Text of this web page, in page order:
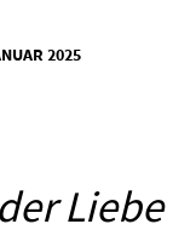
2025
Liebe